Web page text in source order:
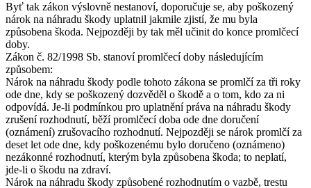
Byť tak zákon výslovně nestanoví, doporučuje se, aby poškozený
nárok na náhradu škody uplatnil jakmile zjistí, že mu byla
způsobena škoda. Nejpozději by tak měl učinit do konce promlčecí
doby.
Zákon č. 82/1998 Sb. stanoví promlčecí doby následujícím
způsobem:
Nárok na náhradu škody podle tohoto zákona se promlčí za tři roky
ode dne, kdy se poškozený dozvěděl o škodě a o tom, kdo za ni
odpovídá. Je-li podmínkou pro uplatnění práva na náhradu škody
zrušení rozhodnutí, běží promlčecí doba ode dne doručení
(oznámení) zrušovacího rozhodnutí. Nejpozději se nárok promlčí za
deset let ode dne, kdy poškozenému bylo doručeno (oznámeno)
nezákonné rozhodnutí, kterým byla způsobena škoda; to neplatí,
jde-li o škodu na zdraví.
Nárok na náhradu škody způsobené rozhodnutím o vazbě, trestu